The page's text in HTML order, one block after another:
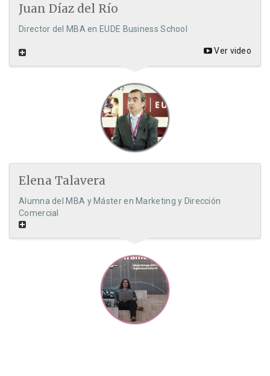
Juan Díaz del Río
Director del MBA en EUDE Business School
Ver video
Elena Talavera
Alumna del MBA y Máster en Marketing y Dirección
Comercial